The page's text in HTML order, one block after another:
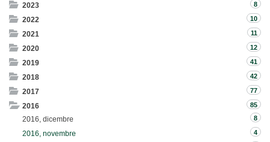
2023 8
2022 10
2021 11
2020 12
2019 41
2018 42
2017 77
2016 85
2016, dicembre 8
2016, novembre 4